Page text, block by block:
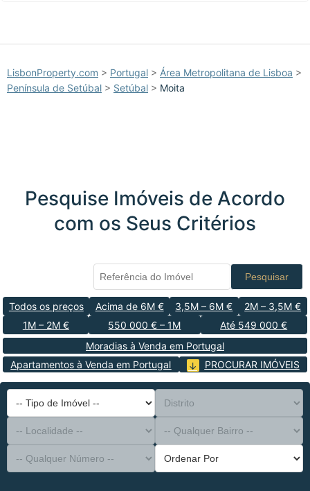
LisbonProperty.com > Portugal > Área Metropolitana de Lisboa >
Península de Setúbal > Setúbal > Moita
Pesquise Imóveis de Acordo
com os Seus Critérios
Pesquisar
Todos os preços Acima de 6M € 3,5M – 6M €
2M – 3,5M €
1M – 2M €
550 000 € – 1M
Até 549 000 €
Moradias à Venda em Portugal
Apartamentos à Venda em Portugal
PROCURAR IMÓVEIS
-- Tipo de Imóvel --
Distrito
-- Localidade --
-- Qualquer Bairro --
-- Qualquer Número --
Ordenar Por